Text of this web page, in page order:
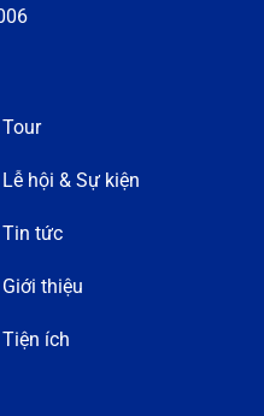
Tour
Lễ hội & Sự kiện
Tin tức
Giới thiệu
Tiện ích